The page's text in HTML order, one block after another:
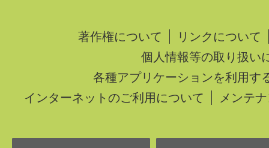
著作権について
リンクについて
個人情報等の取り扱い
各種アプリケーションを利用す
インターネットのご利用について
メンテ